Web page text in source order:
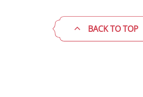
BACK TO TOP